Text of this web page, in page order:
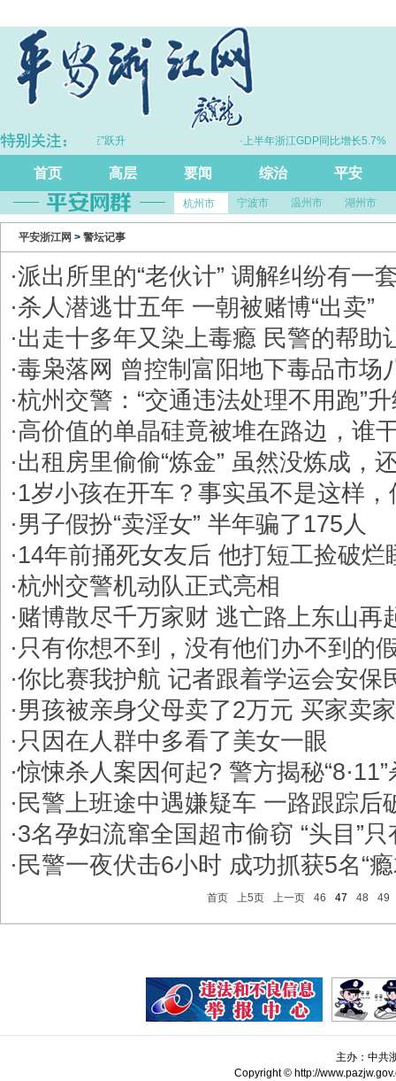
合”向“化学反应”跃升 ·上半年浙江GDP同比增长5.7%
首页 高层 要闻 综治 平安
杭州市 宁波市 温州市 湖州市
平安浙江网 > 警坛记事
·派出所里的“老伙计” 调解纠纷有一
·杀人潜逃廿五年 一朝被赌博“出卖”
·出走十多年又染上毒瘾 民警的帮助
·毒枭落网 曾控制富阳地下毒品市场
·杭州交警：“交通违法处理不用跑”
·高价值的单晶硅竟被堆在路边，谁
·出租房里偷偷“炼金” 虽然没炼成，
·1岁小孩在开车？事实虽不是这样
·男子假扮“卖淫女” 半年骗了175人
·14年前捅死女友后 他打短工捡破烂
·杭州交警机动队正式亮相
·赌博散尽千万家财 逃亡路上东山再
· 只有你想不到，没有他们办不到的
·你比赛我护航 记者跟着学运会安保
·男孩被亲身父母卖了2万元 买家卖
· 只因在人群中多看了美女一眼
·惊悚杀人案因何起? 警方揭秘
· 民警上班途中遇嫌疑车 一路跟踪后
·3名孕妇流窜全国超市偷窃 “头目”
· 民警一夜伏击6小时 成功抓获5名“瘾
首页 上5页 上一页 46 47 48 49
主办：中共
Copyright © http://